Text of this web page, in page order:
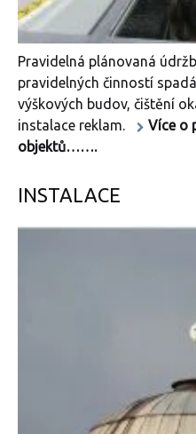
Pravidelná plánovaná
pravidelných činností
výškových budov, čištění
instalace reklam.
Více o
objektů…….
INSTALACE